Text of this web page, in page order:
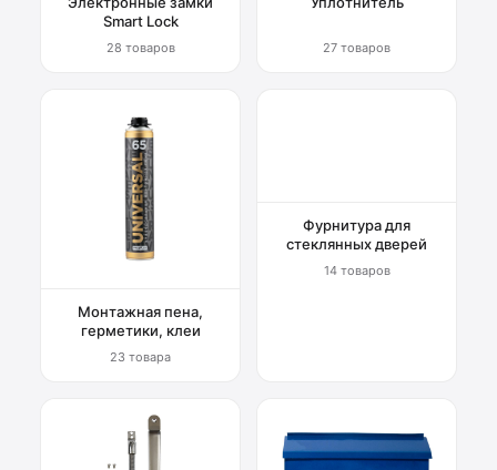
Smart Lock
28 товаров 27 товаров
Монтажная пена,
герметики, клеи
23 товара
Фурнитура для
стеклянных дверей
14 товаров